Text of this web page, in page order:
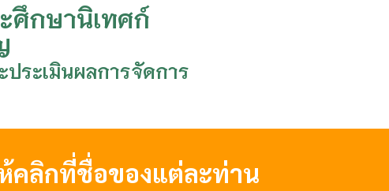
ศึกษานิเทศก์
ระเมินผลการจัดการ
คลิกที่ชื่อของแต่ละท่าน